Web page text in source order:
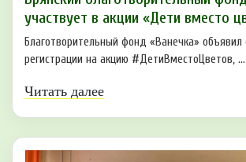
участвует в акции «Дети вместо
Благотворительный фонд «Ванечка» объявил
регистрации на акцию #ДетиВместоЦветов, ...
Читать далее